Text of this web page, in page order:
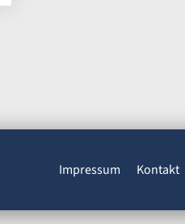
Impressum Kontakt